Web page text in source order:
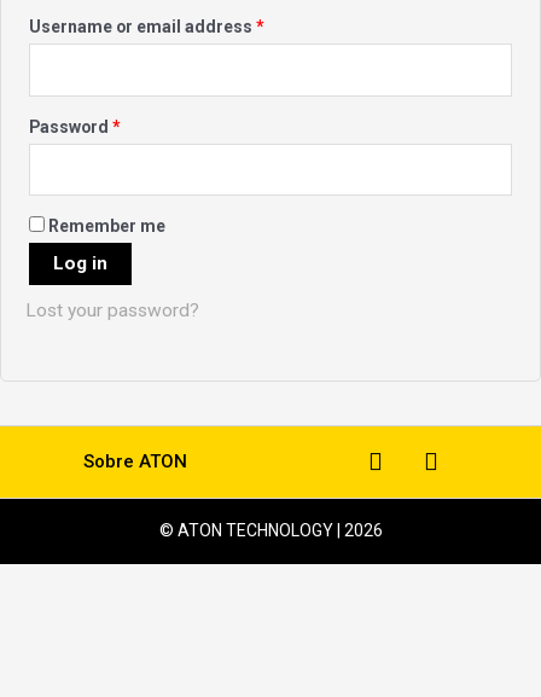
Username or email address *
Password *
Remember me
Log in
Lost your password?
Sobre ATON
© ATON TECHNOLOGY | 2026